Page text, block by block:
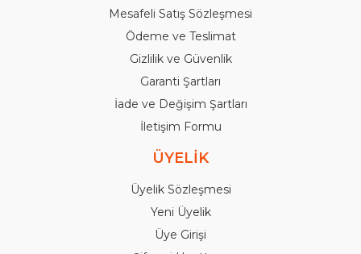
Mesafeli Satış Sözleşmesi
Ödeme ve Teslimat
Gizlilik ve Güvenlik
Garanti Şartları
İade ve Değişim Şartları
İletişim Formu
ÜYELİK
Üyelik Sözleşmesi
Yeni Üyelik
Üye Girişi